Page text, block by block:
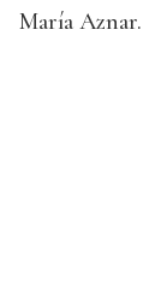
María Aznar.